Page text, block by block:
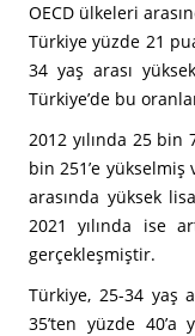
OECD ülkeleri
Türkiye yüzde 21
34 yaş arası
Türkiye’de bu
2012 yılında 25 bin
bin 251’e
arasında yüksek
2021 yılında ise
gerçekleşmiştir.
Türkiye, 25-34 yaş
35’ten yüzde